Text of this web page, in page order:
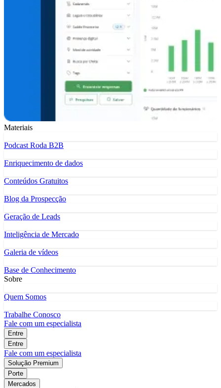
Materiais
Podcast Roda B2B
Enriquecimento de dados
Conteúdos Gratuitos
Blog da Prospecção
Geração de Leads
Inteligência de Mercado
Galeria de vídeos
Base de Conhecimento
Sobre
Quem Somos
Trabalhe Conosco
Fale com um especialista
Entre
Entre
Fale com um especialista
Solução Premium
Porte
Mercados